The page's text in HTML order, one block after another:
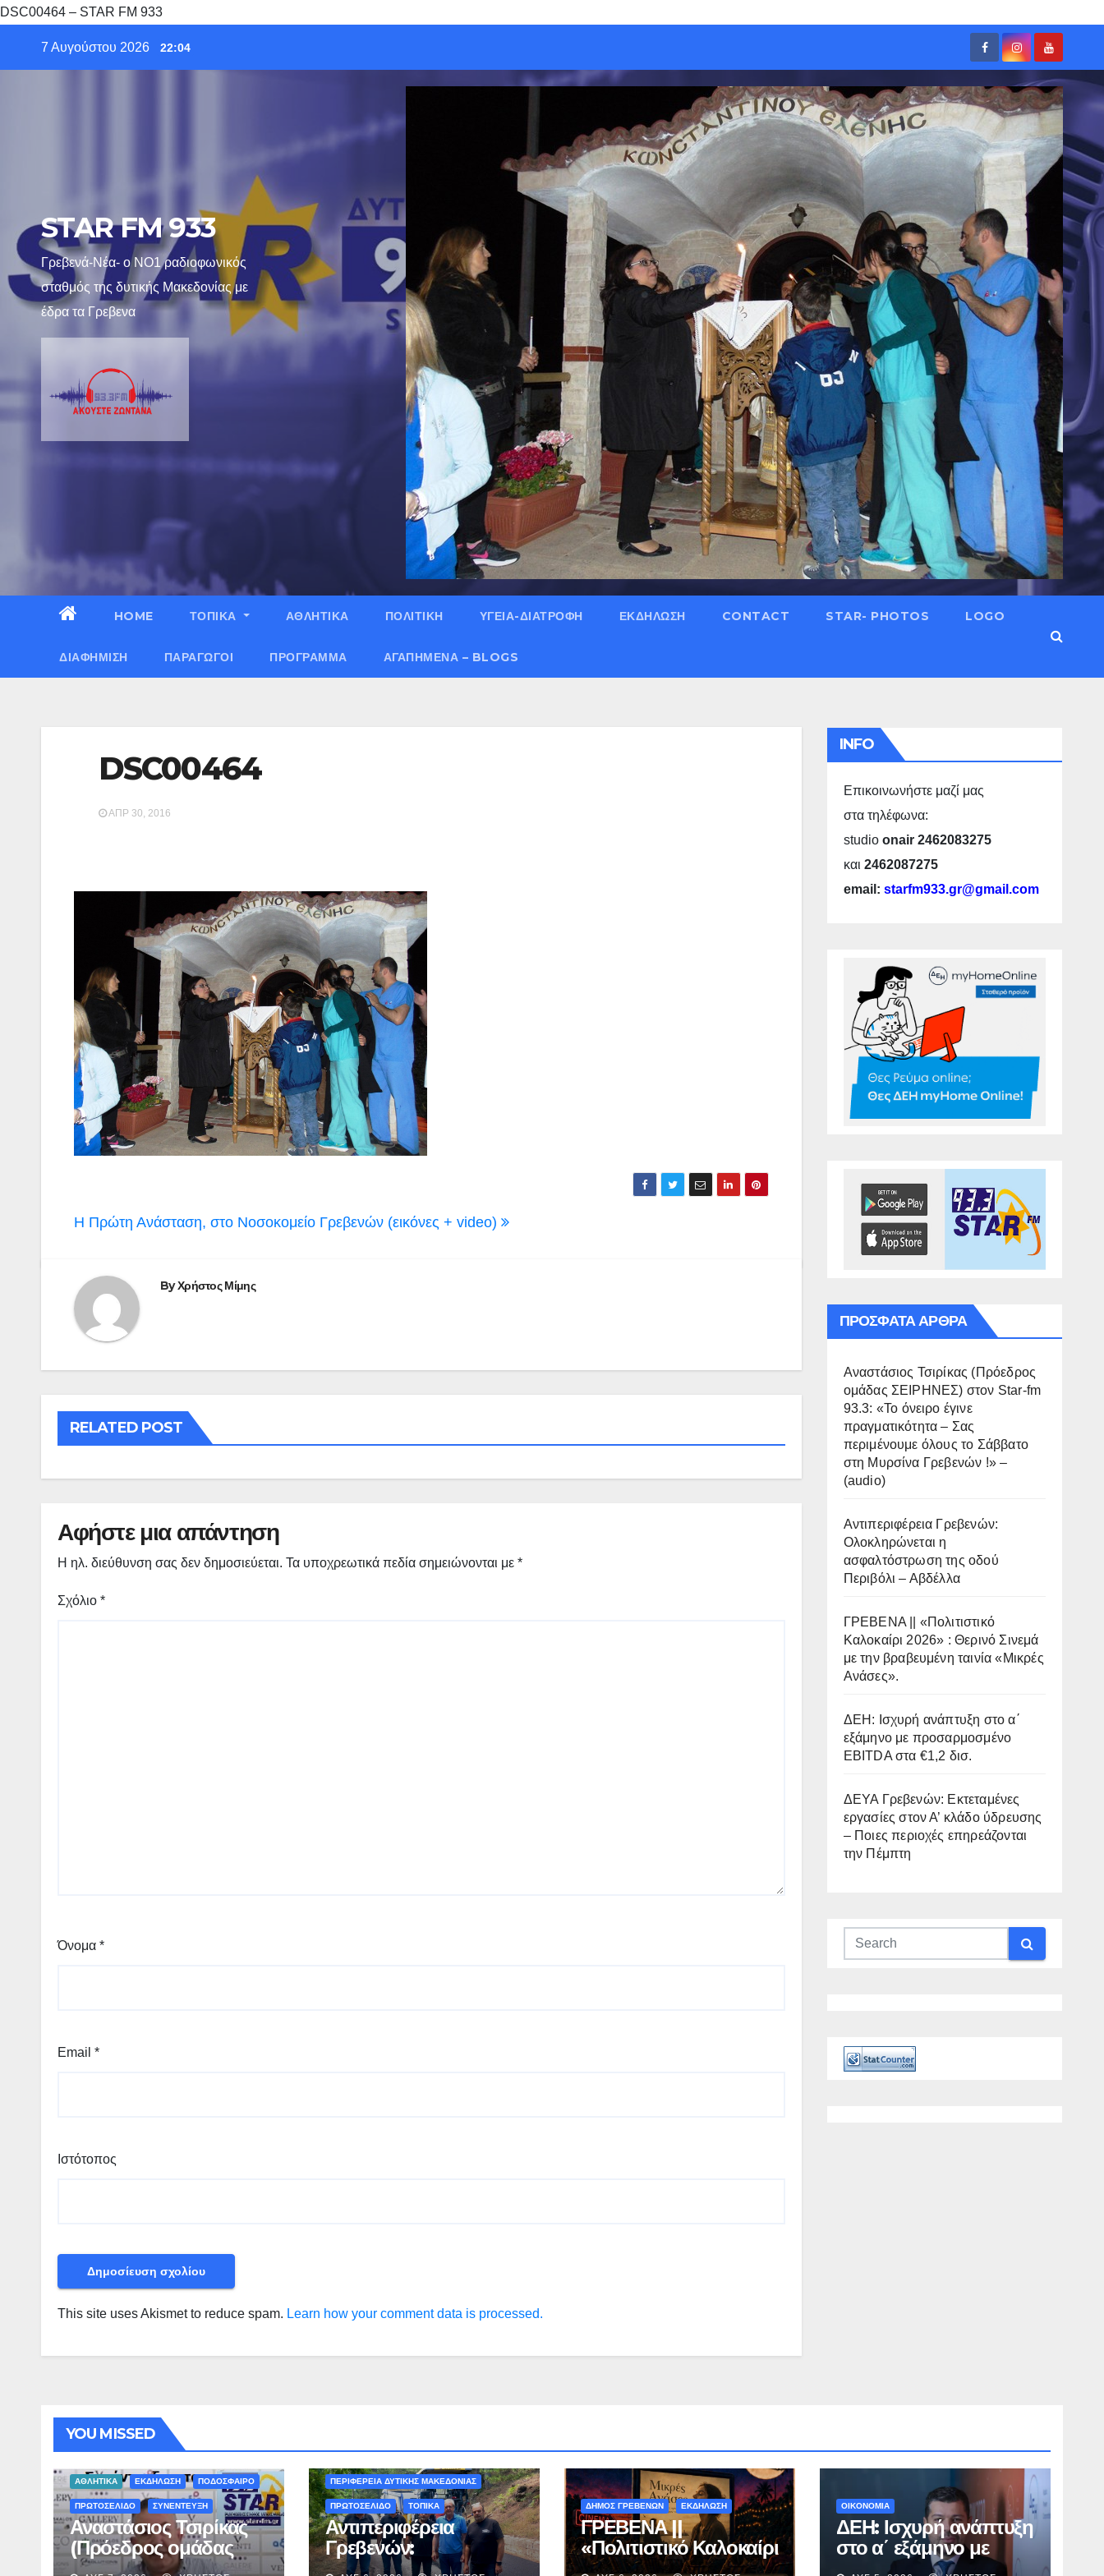
DSC00464 – STAR FM 933
7 Αυγούστου 2026 22:04
STAR FM 933
Γρεβενά-Νέα- ο ΝΟ1 ραδιοφωνικός
σταθμός της δυτικής Μακεδονίας με
έδρα τα Γρεβενα
HOME ΤΟΠΙΚΑ ΑΘΛΗΤΙΚΑ ΠΟΛΙΤΙΚΗ ΥΓΕΙΑ-ΔΙΑΤΡΟΦΗ ΕΚΔΗΛΩΣΗ CONTACT STAR- PHOTOS LOGO
ΔΙΑΦΉΜΙΣΗ ΠΑΡΑΓΩΓΟΊ ΠΡΌΓΡΑΜΜΑ ΑΓΑΠΗΜΈΝΑ – BLOGS
DSC00464
ΑΠΡ 30, 2016
Πλοήγηση
H Πρώτη Ανάσταση, στο Νοσοκομείο Γρεβενών (εικόνες + video)
ByΧρήστος Μίμης
RELATED POST
Αφήστε μια απάντηση
Η ηλ. διεύθυνση σας δεν δημοσιεύεται. Τα υποχρεωτικά πεδία σημειώνονται με *
Σχόλιο *
Όνομα *
Email *
Ιστότοπος
This site uses Akismet to reduce spam. Learn how your comment data is processed.
INFO
Επικοινωνήστε μαζί μας
στα τηλέφωνα:
studio onair 2462083275
και 2462087275
email: starfm933.gr@gmail.com
ΠΡΌΣΦΑΤΑ ΆΡΘΡΑ
Αναστάσιος Τσιρίκας (Πρόεδρος
ομάδας ΣΕΙΡΗΝΕΣ) στον Star-fm
93.3: «Το όνειρο έγινε
πραγματικότητα – Σας
περιμένουμε όλους το Σάββατο
στη Μυρσίνα Γρεβενών !» –
(audio)
Αντιπεριφέρεια Γρεβενών:
Ολοκληρώνεται η
ασφαλτόστρωση της οδού
Περιβόλι – Αβδέλλα
ΓΡΕΒΕΝΑ || «Πολιτιστικό
Καλοκαίρι 2026» : Θερινό Σινεμά
με την βραβευμένη ταινία «Μικρές
Ανάσες».
ΔΕΗ: Ισχυρή ανάπτυξη στο α΄
εξάμηνο με προσαρμοσμένο
EBITDA στα €1,2 δισ.
ΔΕΥΑ Γρεβενών: Εκτεταμένες
εργασίες στον Α’ κλάδο ύδρευσης
– Ποιες περιοχές επηρεάζονται
την Πέμπτη
YOU MISSED
ΑΘΛΗΤΙΚΑ ΕΚΔΗΛΩΣΗ ΠΟΔΟΣΦΑΙΡΟ
ΠΡΩΤΟΣΕΛΙΔΟ ΣΥΝΕΝΤΕΥΞΗ
Αναστάσιος Τσιρίκας
(Πρόεδρος ομάδας
ΣΕΙΡΗΝΕΣ) στον Star-
ΠΕΡΙΦΕΡΕΙΑ ΔΥΤΙΚΗΣ ΜΑΚΕΔΟΝΙΑΣ
ΠΡΩΤΟΣΕΛΙΔΟ ΤΟΠΙΚΑ
Αντιπεριφέρεια
Γρεβενών:
Ολοκληρώνεται η
ΔΗΜΟΣ ΓΡΕΒΕΝΩΝ ΕΚΔΗΛΩΣΗ
ΓΡΕΒΕΝΑ ||
«Πολιτιστικό Καλοκαίρι
2026» : Θερινό Σινεμά
ΟΙΚΟΝΟΜΙΑ
ΔΕΗ: Ισχυρή ανάπτυξη
στο α΄ εξάμηνο με
προσαρμοσμένο